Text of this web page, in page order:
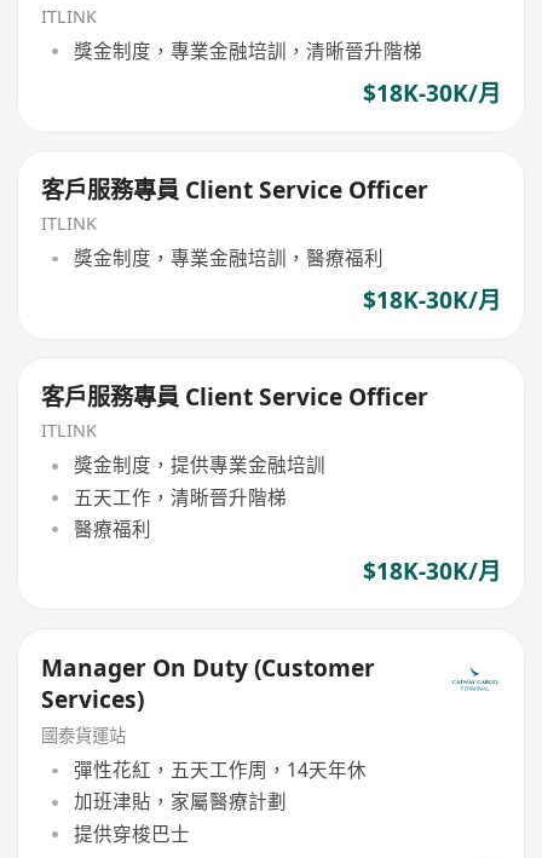
ITLINK
獎金制度，專業金融培訓，清晰晉升階梯
$18K-30K/月
客戶服務專員 Client Service Officer
ITLINK
獎金制度，專業金融培訓，醫療福利
$18K-30K/月
客戶服務專員 Client Service Officer
ITLINK
獎金制度，提供專業金融培訓
五天工作，清晰晉升階梯
醫療福利
$18K-30K/月
Manager On Duty (Customer
Services)
國泰貨運站
彈性花紅，五天工作周，14天年休
加班津貼，家屬醫療計劃
提供穿梭巴士